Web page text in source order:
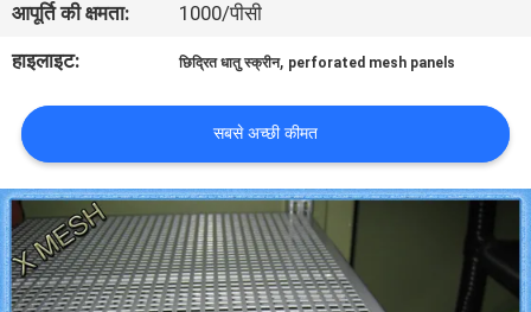
संपर्क
एक
उद्धरण
का
अनुरोध
आपूर्ति की क्षमता:
1000/पीसी
हाइलाइट:
छिद्रित धातु स्क्रीन, perforated mesh panels
सबसे अच्छी कीमत